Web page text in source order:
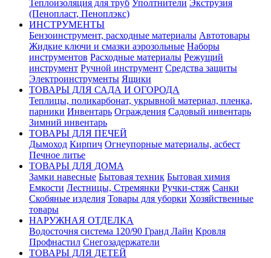
Теплоизоляция для труб Уполтнители Экструзия
(Пенопласт, Пеноплэкс)
ИНСТРУМЕНТЫ
Бензоинструмент, расходные материалы Автотовары
Жидкие ключи и смазки аэрозольные Наборы
инструментов Расходные материалы Режущий
инструмент Ручной инструмент Средства защиты
Электроинструменты Ящики
ТОВАРЫ ДЛЯ САДА И ОГОРОДА
Теплицы, поликарбонат, укрывной материал, пленка,
парники Инвентарь Ограждения Садовый инвентарь
Зимний инвентарь
ТОВАРЫ ДЛЯ ПЕЧЕЙ
Дымоход Кирпич Огнеупорные материалы, асбест
Печное литье
ТОВАРЫ ДЛЯ ДОМА
Замки навесные Бытовая техник Бытовая химия
Емкости Лестницы, Стремянки Ручки-стяж Санки
Скобяные изделия Товары для уборки Хозяйственные
товары
НАРУЖНАЯ ОТДЕЛКА
Водосточня система 120/90 Гранд Лайн Кровля
Профнастил Снегозадержатели
ТОВАРЫ ДЛЯ ДЕТЕЙ